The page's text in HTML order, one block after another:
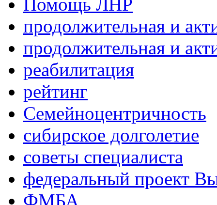
продолжительная и
продолжительная и
реабилитация
рейтинг
Семейноцентричность
сибирское долголетие
советы специалиста
федеральный проект
ФМБА